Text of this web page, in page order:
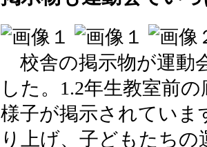
校舎の掲示物が運動
した。1.2年生教室前
様子が掲示されていま
り上げ、子どもたち